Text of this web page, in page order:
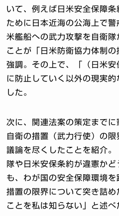
いて、例えば日米安全保障
ために日本近海の公海上で
米艦船への武力攻撃を自衛
ことが「日米防衛協力体制
強調。その上で、「（日米
に防止していく以外の現実
した。
次に、関連法案の策定まで
自衛の措置（武力行使）の
議論を尽くしたことを紹介
隊や日米安保条約が違憲か
も、わが国の安全保障環境
措置の限界について突き詰
ことを私は知らない」と述べ